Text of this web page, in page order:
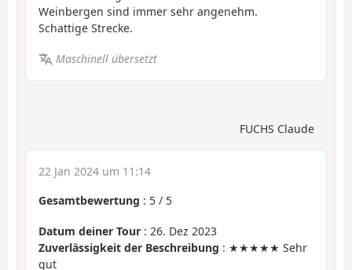
Weinbergen sind immer sehr angenehm.
Schattige Strecke.
Maschinell übersetzt
FUCHS Claude
22 Jan 2024 um 11:14
Gesamtbewertung : 5 / 5
Datum deiner Tour : 26. Dez 2023
Zuverlässigkeit der Beschreibung : ★★★★★ Sehr
gut